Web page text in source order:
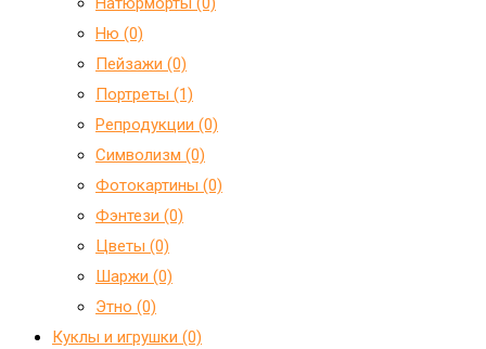
Ню (0)
Пейзажи (0)
Портреты (1)
Репродукции (0)
Символизм (0)
Фотокартины (0)
Фэнтези (0)
Цветы (0)
Шаржи (0)
Этно (0)
Куклы и игрушки (0)